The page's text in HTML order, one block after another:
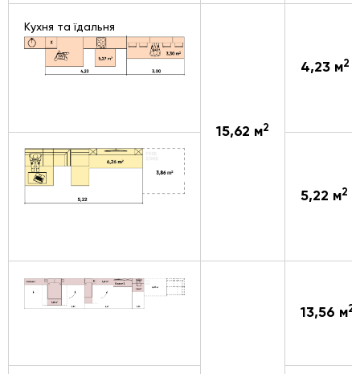
Кухня та їдальня
15,62 м2
4,23 м2
5,22 м2
13,56 м2